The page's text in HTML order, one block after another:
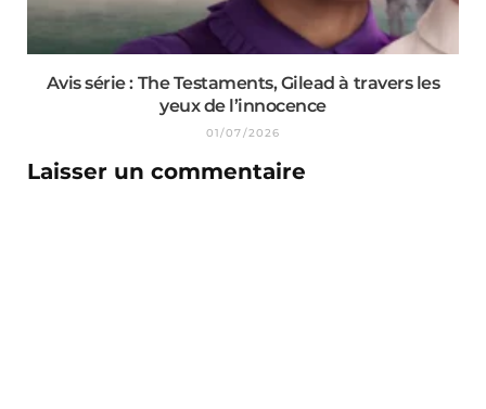
Avis série : The Testaments, Gilead à travers les
yeux de l’innocence
01/07/2026
Laisser un commentaire